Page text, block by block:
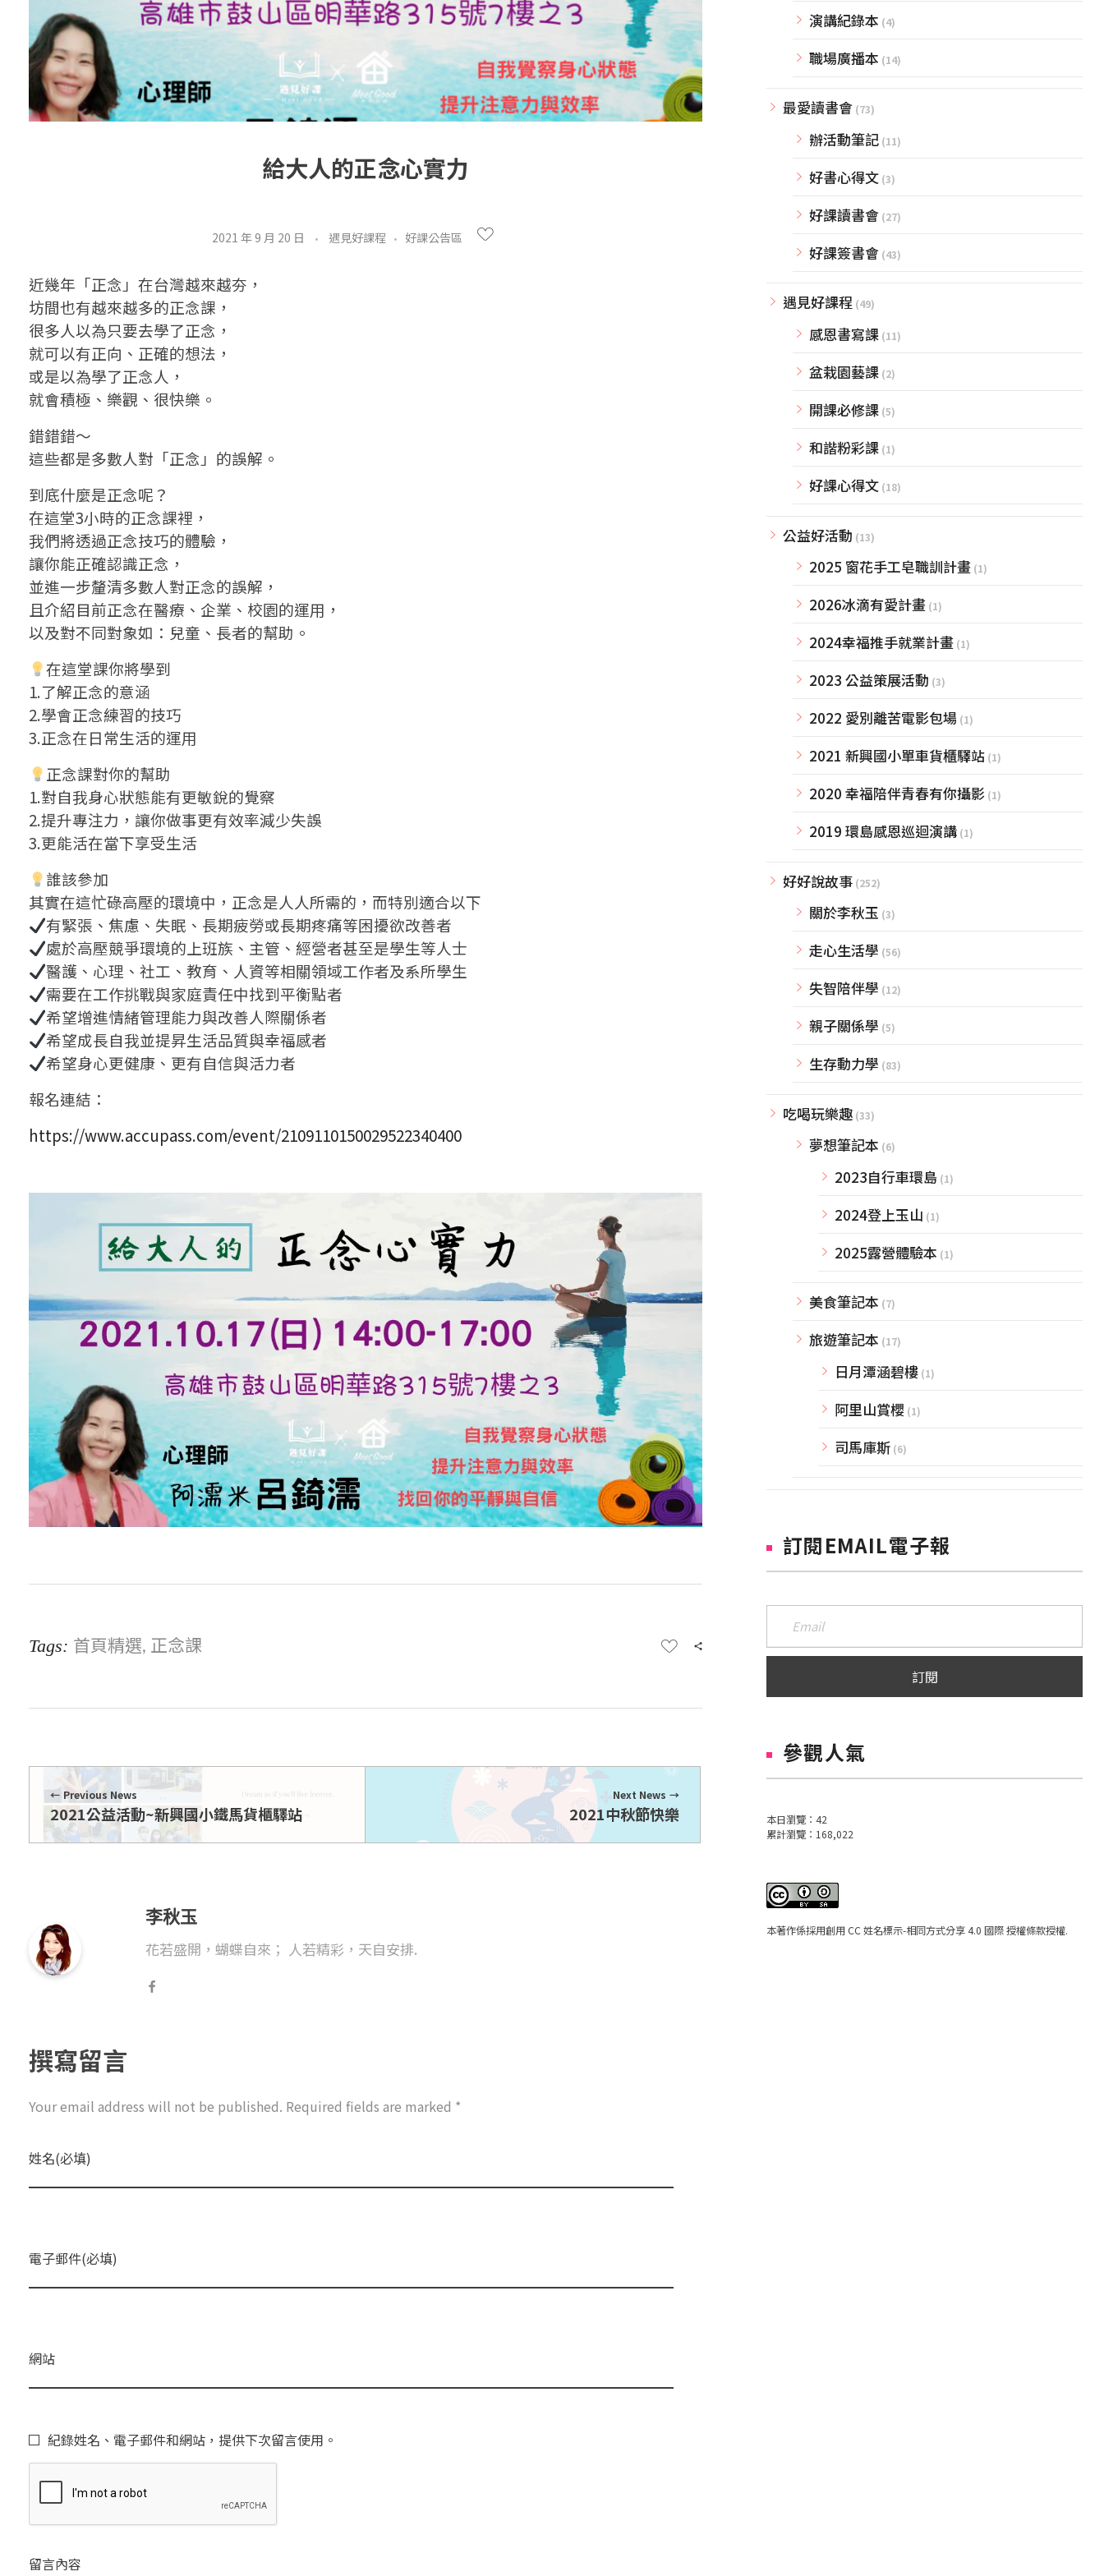
給大人的正念心實力
2021 年 9 月 20 日 遇見好課程 好課公告區
近幾年「正念」在台灣越來越夯，
坊間也有越來越多的正念課，
很多人以為只要去學了正念，
就可以有正向、正確的想法，
或是以為學了正念人，
就會積極、樂觀、很快樂。
錯錯錯～
這些都是多數人對「正念」的誤解。
到底什麼是正念呢？
在這堂3小時的正念課裡，
我們將透過正念技巧的體驗，
讓你能正確認識正念，
並進一步釐清多數人對正念的誤解，
且介紹目前正念在醫療、企業、校園的運用，
以及對不同對象如：兒童、長者的幫助。
在這堂課你將學到
1.了解正念的意涵
2.學會正念練習的技巧
3.正念在日常生活的運用
正念課對你的幫助
1.對自我身心狀態能有更敏銳的覺察
2.提升專注力，讓你做事更有效率減少失誤
3.更能活在當下享受生活
誰該參加
其實在這忙碌高壓的環境中，正念是人人所需的，而特別適合以下
有緊張、焦慮、失眠、長期疲勞或長期疼痛等困擾欲改善者
處於高壓競爭環境的上班族、主管、經營者甚至是學生等人士
醫護、心理、社工、教育、人資等相關領域工作者及系所學生
需要在工作挑戰與家庭責任中找到平衡點者
希望增進情緒管理能力與改善人際關係者
希望成長自我並提昇生活品質與幸福感者
希望身心更健康、更有自信與活力者
報名連結：
https://www.accupass.com/event/2109110150029522340400
Tags: 首頁精選, 正念課
Previous News
2021公益活動~新興國小鐵馬貨櫃驛站
Next News
2021中秋節快樂
李秋玉
花若盛開，蝴蝶自來； 人若精彩，天自安排.
撰寫留言
Your email address will not be published. Required fields are marked *
姓名(必填)
電子郵件(必填)
網站
紀錄姓名、電子郵件和網站，提供下次留言使用。
留言內容
演講紀錄本 (4)
職場廣播本 (14)
最愛讀書會 (73)
辦活動筆記 (11)
好書心得文 (3)
好課讀書會 (27)
好課簽書會 (43)
遇見好課程 (49)
感恩書寫課 (11)
盆栽園藝課 (2)
開課必修課 (5)
和諧粉彩課 (1)
好課心得文 (18)
公益好活動 (13)
2025 窗花手工皂職訓計畫 (1)
2026冰滴有愛計畫 (1)
2024幸福推手就業計畫 (1)
2023 公益策展活動 (3)
2022 愛別離苦電影包場 (1)
2021 新興國小單車貨櫃驛站 (1)
2020 幸福陪伴青春有你攝影 (1)
2019 環島感恩巡迴演講 (1)
好好說故事 (252)
關於李秋玉 (3)
走心生活學 (56)
失智陪伴學 (12)
親子關係學 (5)
生存動力學 (83)
吃喝玩樂趣 (33)
夢想筆記本 (6)
2023自行車環島 (1)
2024登上玉山 (1)
2025露營體驗本 (1)
美食筆記本 (7)
旅遊筆記本 (17)
日月潭涵碧樓 (1)
阿里山賞櫻 (1)
司馬庫斯 (6)
訂閱EMAIL電子報
參觀人氣
本日瀏覽：42
累計瀏覽：168,022
本著作係採用創用 CC 姓名標示-相同方式分享 4.0 國際 授權條款授權.